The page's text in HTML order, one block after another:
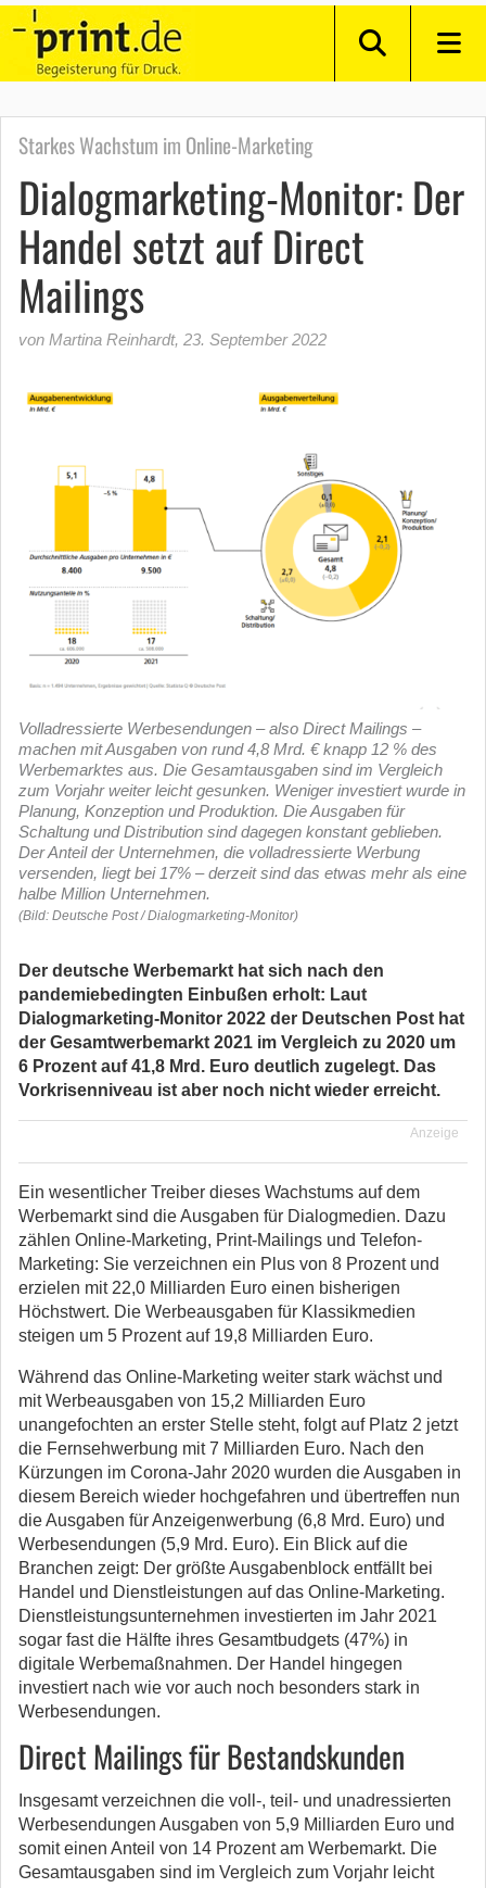
Starkes Wachstum im Online-Marketing
Dialogmarketing-Monitor: Der
Handel setzt auf Direct
Mailings
von Martina Reinhardt, 23. September 2022
Volladressierte Werbesendungen – also Direct Mailings –
machen mit Ausgaben von rund 4,8 Mrd. € knapp 12 % des
Werbemarktes aus. Die Gesamtausgaben sind im Vergleich
zum Vorjahr weiter leicht gesunken. Weniger investiert wurde in
Planung, Konzeption und Produktion. Die Ausgaben für
Schaltung und Distribution sind dagegen konstant geblieben.
Der Anteil der Unternehmen, die volladressierte Werbung
versenden, liegt bei 17% – derzeit sind das etwas mehr als eine
halbe Million Unternehmen.
(Bild: Deutsche Post / Dialogmarketing-Monitor)
Der deutsche Werbemarkt hat sich nach den
pandemiebedingten Einbußen erholt: Laut
Dialogmarketing-Monitor 2022 der Deutschen Post hat
der Gesamtwerbemarkt 2021 im Vergleich zu 2020 um
6 Prozent auf 41,8 Mrd. Euro deutlich zugelegt. Das
Vorkrisenniveau ist aber noch nicht wieder erreicht.
Anzeige
Ein wesentlicher Treiber dieses Wachstums auf dem
Werbemarkt sind die Ausgaben für Dialogmedien. Dazu
zählen Online-Marketing, Print-Mailings und Telefon-
Marketing: Sie verzeichnen ein Plus von 8 Prozent und
erzielen mit 22,0 Milliarden Euro einen bisherigen
Höchstwert. Die Werbeausgaben für Klassikmedien
steigen um 5 Prozent auf 19,8 Milliarden Euro.
Während das Online-Marketing weiter stark wächst und
mit Werbeausgaben von 15,2 Milliarden Euro
unangefochten an erster Stelle steht, folgt auf Platz 2 jetzt
die Fernsehwerbung mit 7 Milliarden Euro. Nach den
Kürzungen im Corona-Jahr 2020 wurden die Ausgaben in
diesem Bereich wieder hochgefahren und übertreffen nun
die Ausgaben für Anzeigenwerbung (6,8 Mrd. Euro) und
Werbesendungen (5,9 Mrd. Euro). Ein Blick auf die
Branchen zeigt: Der größte Ausgabenblock entfällt bei
Handel und Dienstleistungen auf das Online-Marketing.
Dienstleistungsunternehmen investierten im Jahr 2021
sogar fast die Hälfte ihres Gesamtbudgets (47%) in
digitale Werbemaßnahmen. Der Handel hingegen
investiert nach wie vor auch noch besonders stark in
Werbesendungen.
Direct Mailings für Bestandskunden
Insgesamt verzeichnen die voll-, teil- und ­unadressierten
Werbesendungen Ausgaben von 5,9 Milliarden Euro und
somit einen ­Anteil von 14 Prozent am Werbemarkt. Die
Gesamtausgaben sind im Vergleich zum Vorjahr leicht